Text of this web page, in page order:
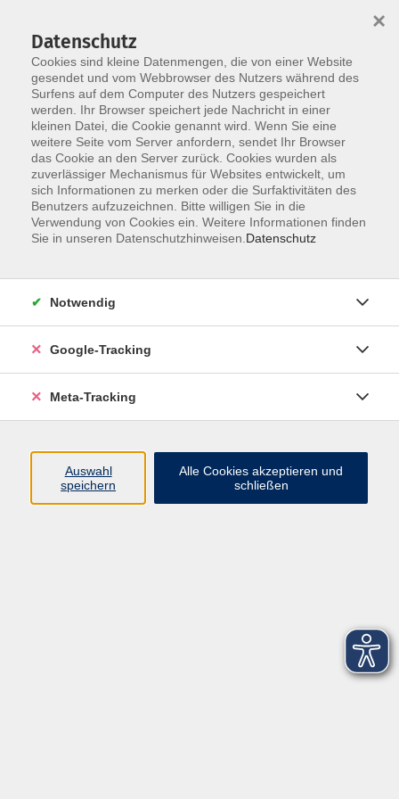
Skip to main content
Der Kurs konnte nicht gefunden werden.
Über uns
Datenschutz
Cookies sind kleine Datenmengen, die von einer Website
gesendet und vom Webbrowser des Nutzers während des
Surfens auf dem Computer des Nutzers gespeichert
werden. Ihr Browser speichert jede Nachricht in einer
kleinen Datei, die Cookie genannt wird. Wenn Sie eine
weitere Seite vom Server anfordern, sendet Ihr Browser
das Cookie an den Server zurück. Cookies wurden als
zuverlässiger Mechanismus für Websites entwickelt, um
sich Informationen zu merken oder die Surfaktivitäten des
Benutzers aufzuzeichnen. Bitte willigen Sie in die
Verwendung von Cookies ein. Weitere Informationen finden
Sie in unseren Datenschutzhinweisen. Datenschutz
×
Notwendig
Google-Tracking
Meta-Tracking
Auswahl
speichern
Alle Cookies akzeptieren und
schließen